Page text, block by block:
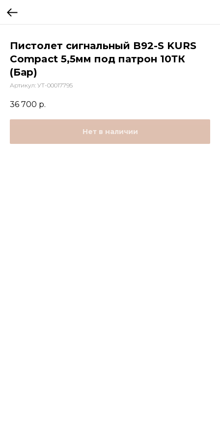
Пистолет сигнальный B92-S KURS
Compact 5,5мм под патрон 10ТК
(Бар)
Артикул: УТ-00017795
36 700 р.
Нет в наличии